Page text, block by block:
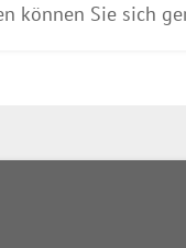
können Sie sich